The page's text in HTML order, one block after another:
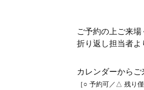
ご予約の上ご来場
折り返し担当者よ
カレンダーからご
［○ 予約可／△ 残り